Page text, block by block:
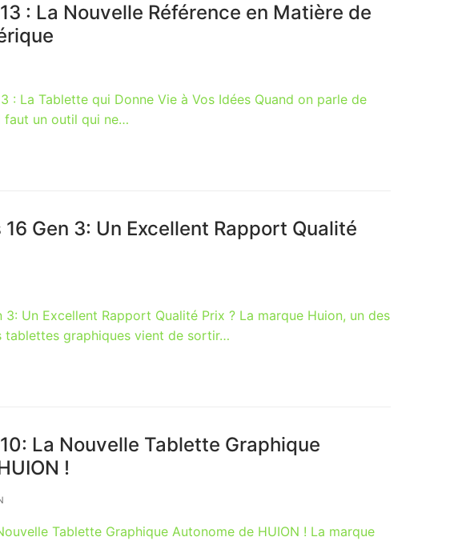
: La Nouvelle Référence en Matière de
: La Tablette qui Donne Vie à Vos Idées Quand on parle de
faut un outil qui ne…
Gen 3: Un Excellent Rapport Qualité
3: Un Excellent Rapport Qualité Prix ? La marque Huion, un des
tablettes graphiques vient de sortir…
La Nouvelle Tablette Graphique
!
Tablette Graphique Autonome de HUION ! La marque